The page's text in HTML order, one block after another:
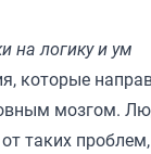
на логику и ум
которые
мозгом.
таких